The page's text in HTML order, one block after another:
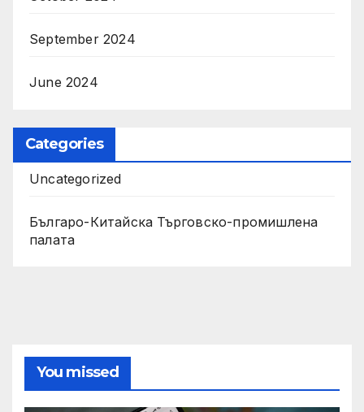
September 2024
June 2024
Categories
Uncategorized
Българо-Китайска Търговско-промишлена
палaта
You missed